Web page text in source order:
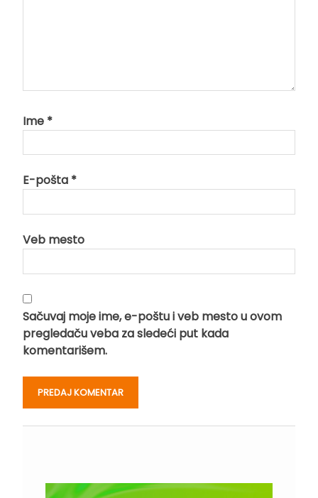
Ime *
E-pošta *
Veb mesto
Sačuvaj moje ime, e-poštu i veb mesto u ovom
pregledaču veba za sledeći put kada
komentarišem.